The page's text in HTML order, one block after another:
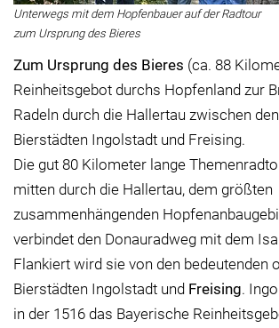
Unterwegs mit dem Hopfenbauer auf der Radtour
zum Ursprung des Bieres
Zum Ursprung des Bieres (ca. 88
Reinheitsgebot durchs Hopfenland zur
Radeln durch die Hallertau zwischen
Bierstädten Ingolstadt und Freising.
Die gut 80 Kilometer lange
mitten durch die Hallertau, dem größten
zusammenhängenden
verbindet den Donauradweg mit dem
Flankiert wird sie von den bedeutenden
Bierstädten Ingolstadt und Freising.
in der 1516 das Bayerische